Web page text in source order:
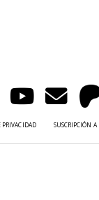
PRIVACIDAD SUSCRIPCIÓN A